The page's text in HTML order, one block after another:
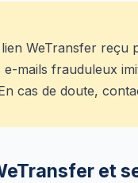
WeTransfer reçu
mails frauduleux
cas de doute,
et